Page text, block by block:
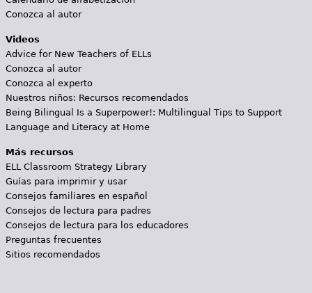
Conozca al autor
Videos
Advice for New Teachers of ELLs
Conozca al autor
Conozca al experto
Nuestros niños: Recursos recomendados
Being Bilingual Is a Superpower!: Multilingual Tips to Support
Language and Literacy at Home
Más recursos
ELL Classroom Strategy Library
Guías para imprimir y usar
Consejos familiares en español
Consejos de lectura para padres
Consejos de lectura para los educadores
Preguntas frecuentes
Sitios recomendados